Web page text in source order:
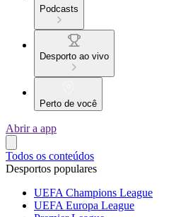
Podcasts
Desporto ao vivo
Perto de você
Abrir a app
Todos os conteúdos
Desportos populares
UEFA Champions League
UEFA Europa League